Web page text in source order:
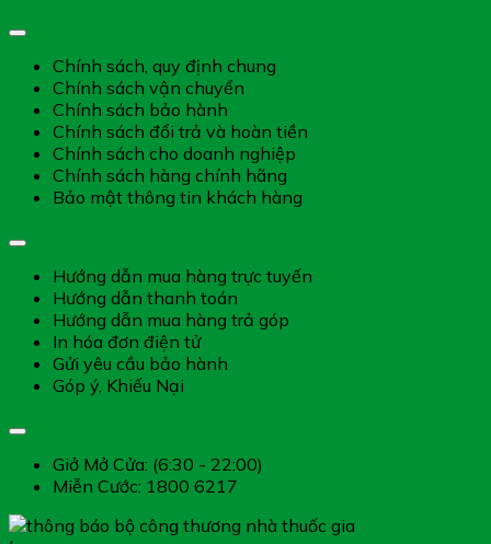
Chính sách, quy định chung
Chính sách vận chuyển
Chính sách bảo hành
Chính sách đổi trả và hoàn tiền
Chính sách cho doanh nghiệp
Chính sách hàng chính hãng
Bảo mật thông tin khách hàng
Hướng dẫn mua hàng trực tuyến
Hướng dẫn thanh toán
Hướng dẫn mua hàng trả góp
In hóa đơn điện tử
Gửi yêu cầu bảo hành
Góp ý, Khiếu Nại
Giở Mở Cửa: (6:30 - 22:00)
Miễn Cước: 1800 6217